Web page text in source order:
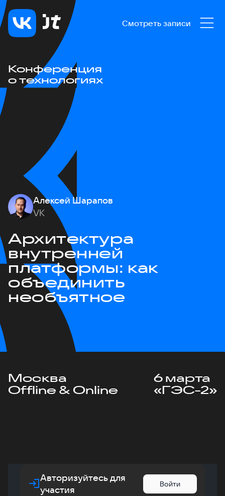
Смотреть записи
Конференция
о технологиях
Алексей Шарапов
VK
Архитектура
внутренней
платформы: как
объединить
необъятное
Москва
Offline & Online
6 марта
«ГЭС-2»
Авторизуйтесь для
участия
Войти